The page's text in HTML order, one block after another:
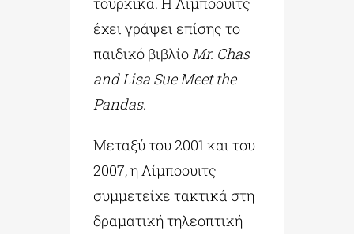
έχει γράψει επίσης το
παιδικό βιβλίοMr. Chas
and Lisa Sue Meet the
Pandas.
Μεταξύ του 2001 και του
2007, η Λίμποουιτς
συμμετείχε τακτικά στη
δραματική τηλεοπτική